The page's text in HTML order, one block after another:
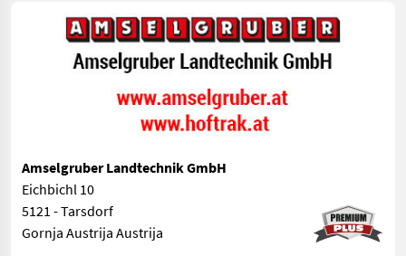
Amselgruber Landtechnik GmbH
Eichbichl 10
5121 - Tarsdorf
Gornja Austrija Austrija